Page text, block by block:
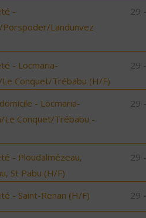
-
Landunvez
29
- Locmaria-
Conquet/Trébabu (H/F)
29
- Locmaria-
Le Conquet/Trébabu -
29
- Ploudalmézeau,
St Pabu (H/F)
29
- Saint-Renan (H/F) 29